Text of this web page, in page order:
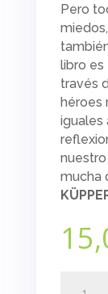
Pero
libro es
través
héroes
iguales
mucha